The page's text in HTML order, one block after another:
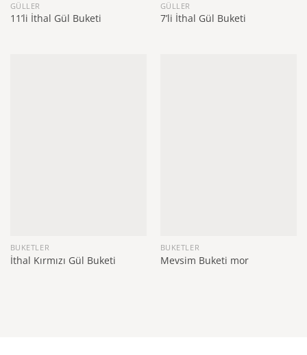
GÜLLER
11’li İthal Gül Buketi
GÜLLER
7’li İthal Gül Buketi
BUKETLER
İthal Kırmızı Gül Buketi
BUKETLER
Mevsim Buketi mor